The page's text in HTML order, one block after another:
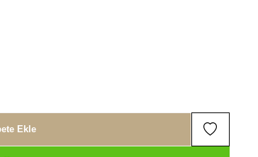
Ekle